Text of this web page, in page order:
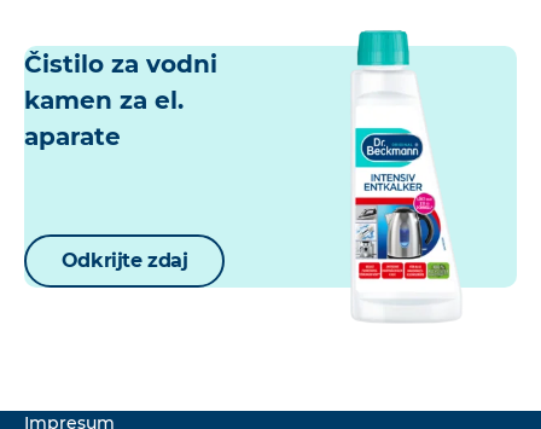
Čistilo za vodni
kamen za el.
aparate
Odkrijte zdaj
Impresum